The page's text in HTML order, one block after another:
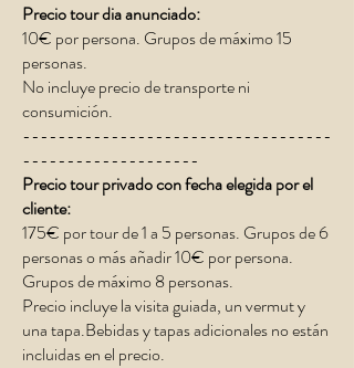
Precio tour dia anunciado:
10€ por persona. Grupos de máximo 15
personas.
No incluye precio de transporte ni
consumición.
-----------------------------------
--------------------
Precio tour privado con fecha elegida por el
cliente:
175€ por tour de 1 a 5 personas. ​Grupos de 6
personas o más añadir 10€ por persona.
Grupos de máximo 8 personas.
Precio incluye la visita guiada, un vermut y
una tapa.Bebidas y tapas adicionales no están
incluidas en el precio.